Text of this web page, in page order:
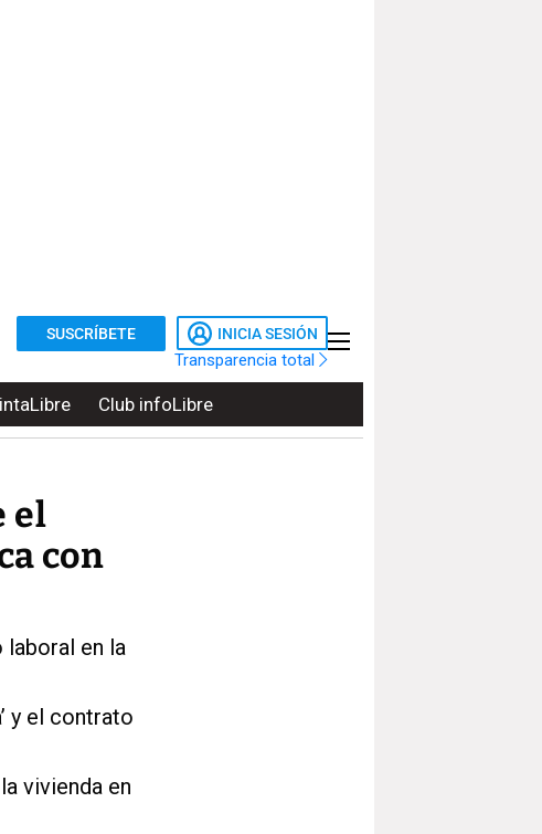
SUSCRÍBETE INICIA SESIÓN
Transparencia total
Club infoLibre
el
con
laboral en la
y el contrato
vivienda en